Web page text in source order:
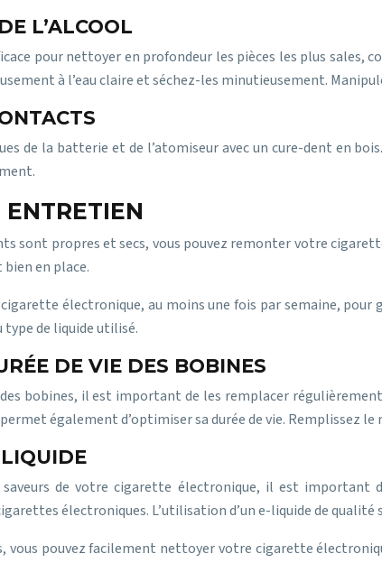
L’ALCOOL
pour nettoyer en profondeur les pièces les plus sales,
à l’eau claire et séchez-les minutieusement.
de la batterie et de l’atomiseur avec un cure-dent en
sont propres et secs, vous pouvez remonter votre
en place.
électronique, au moins une fois par semaine,
de liquide utilisé.
DE VIE DES BOBINES
bobines, il est important de les remplacer
également d’optimiser sa durée de vie. Remplissez
de votre cigarette électronique, il est important
électroniques. L’utilisation d’un e-liquide de
vous pouvez facilement nettoyer votre cigarette